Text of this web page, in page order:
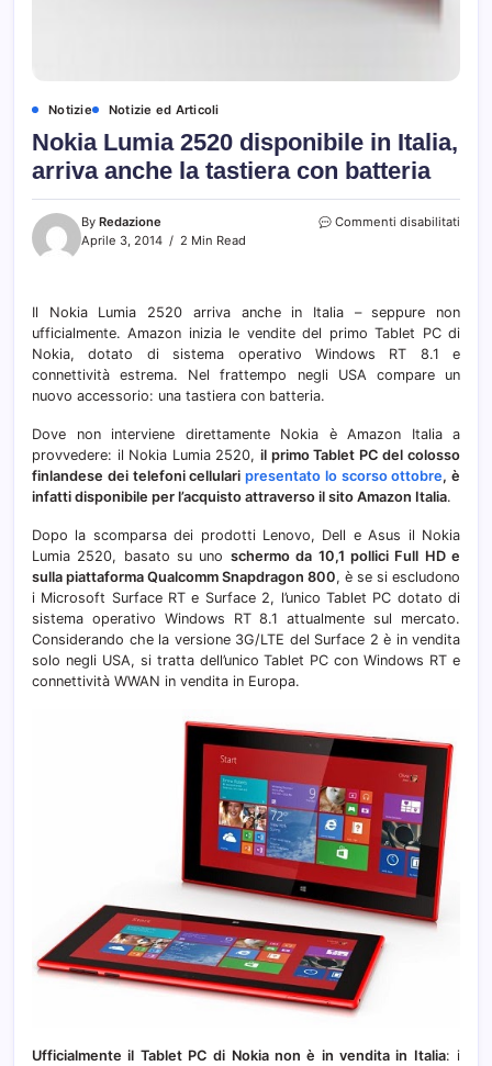
Notizie Notizie ed Articoli
Nokia Lumia 2520 disponibile in Italia,
arriva anche la tastiera con batteria
By Redazione
Aprile 3, 2014
2 Min Read
Commenti disabilitati
in
Italia,
arriva
Il Nokia Lumia 2520 arriva anche in Italia – seppure non
ufficialmente. Amazon inizia le vendite del primo Tablet PC di
Nokia, dotato di sistema operativo Windows RT 8.1 e
connettività estrema. Nel frattempo negli USA compare un
nuovo accessorio: una tastiera con batteria.
Dove non interviene direttamente Nokia è Amazon Italia a
provvedere: il Nokia Lumia 2520, il primo Tablet PC del colosso
finlandese dei telefoni cellulari presentato lo scorso ottobre, è
infatti disponibile per l’acquisto attraverso il sito Amazon Italia.
Dopo la scomparsa dei prodotti Lenovo, Dell e Asus il Nokia
Lumia 2520, basato su uno schermo da 10,1 pollici Full HD e
sulla piattaforma Qualcomm Snapdragon 800, è se si escludono
i Microsoft Surface RT e Surface 2, l’unico Tablet PC dotato di
sistema operativo Windows RT 8.1 attualmente sul mercato.
Considerando che la versione 3G/LTE del Surface 2 è in vendita
solo negli USA, si tratta dell’unico Tablet PC con Windows RT e
connettività WWAN in vendita in Europa.
Ufficialmente il Tablet PC di Nokia non è in vendita in Italia: i